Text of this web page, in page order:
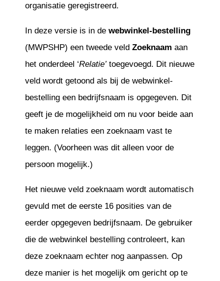
organisatie geregistreerd.
In deze versie is in dewebwinkel-bestelling
(MWPSHP) een tweede veldZoeknaam aan
het onderdeel ‘Relatie’ toegevoegd. Dit nieuwe
veld wordt getoond als bij de webwinkel-
bestelling een bedrijfsnaam is opgegeven. Dit
geeft je de mogelijkheid om nu voor beide aan
te maken relaties een zoeknaam vast te
leggen. (Voorheen was dit alleen voor de
persoon mogelijk.)
Het nieuwe veld zoeknaam wordt automatisch
gevuld met de eerste 16 posities van de
eerder opgegeven bedrijfsnaam. De gebruiker
die de webwinkel bestelling controleert, kan
deze zoeknaam echter nog aanpassen. Op
deze manier is het mogelijk om gericht op te